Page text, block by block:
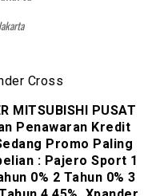
MITSUBISHI PUSAT
Penawaran Kredit
Promo Paling
: Pajero Sport 1
0% 2 Tahun 0% 3